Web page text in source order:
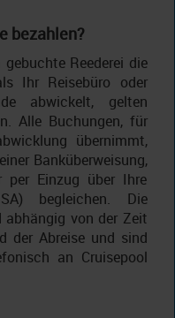
bezahlen?
Reederei die
Ihr Reisebüro oder
abwickelt, gelten
Alle Buchungen, für
übernimmt,
Banküberweisung,
per Einzug über Ihre
begleichen. Die
von der Zeit
der Abreise und sind
an Cruisepool